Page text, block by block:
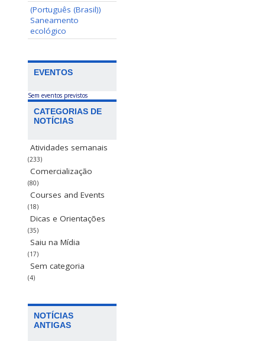
(Português (Brasil))
Saneamento
ecológico
EVENTOS
Sem eventos previstos
CATEGORIAS DE
NOTÍCIAS
Atividades semanais
(233)
Comercialização
(80)
Courses and Events
(18)
Dicas e Orientações
(35)
Saiu na Mídia
(17)
Sem categoria
(4)
NOTÍCIAS
ANTIGAS